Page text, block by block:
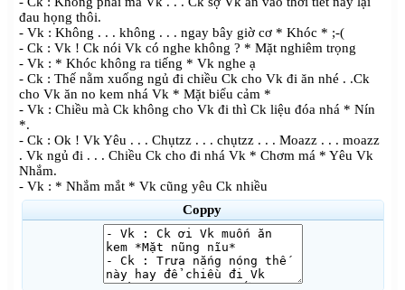
đau họng thôi.
- Vk : Không . . . không . . . ngay bây giờ cơ * Khóc * ;-(
- Ck : Vk ! Ck nói Vk có nghe không ? * Mặt nghiêm trọng
- Vk : * Khóc không ra tiếng * Vk nghe ạ
- Ck : Thế nằm xuống ngủ đi chiều Ck cho Vk đi ăn nhé . .Ck
cho Vk ăn no kem nhá Vk * Mặt biểu cảm *
- Vk : Chiều mà Ck không cho Vk đi thì Ck liệu đóa nhá * Nín
*.
- Ck : Ok ! Vk Yêu . . . Chụtzz . . . chụtzz . . . Moazz . . . moazz
. Vk ngủ đi . . . Chiều Ck cho đi nhá Vk * Chơm má * Yêu Vk
Nhắm.
- Vk : * Nhắm mắt * Vk cũng yêu Ck nhiều
Coppy